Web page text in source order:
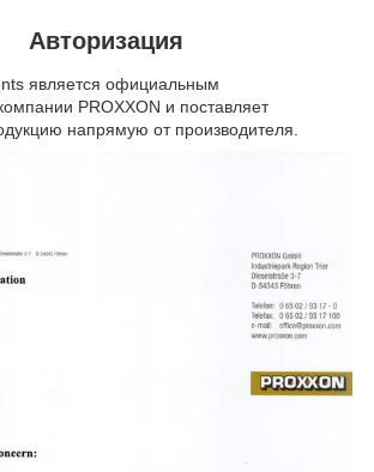
Авторизация
является официальным
PROXXON и поставляет
напрямую от производителя.